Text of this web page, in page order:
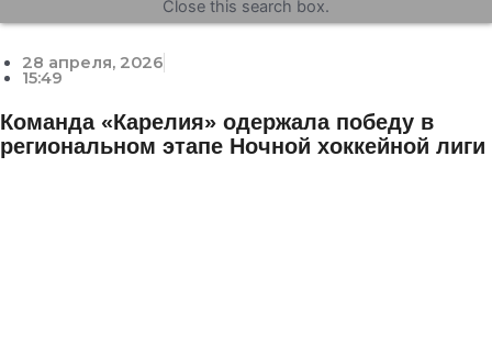
Close this search box.
28 апреля, 2026
15:49
Команда «Карелия» одержала победу в
региональном этапе Ночной хоккейной лиги